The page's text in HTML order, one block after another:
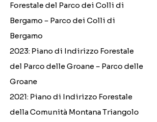
Forestale del Parco dei Colli di
Bergamo – Parco dei Colli di
Bergamo
2023: Piano di Indirizzo Forestale
del Parco delle Groane – Parco delle
Groane
2021: Piano di Indirizzo Forestale
della Comunità Montana Triangolo